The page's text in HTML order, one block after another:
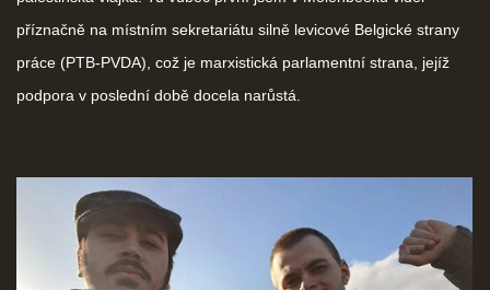
příznačně na místním sekretariátu silně levicové Belgické strany
práce (PTB-PVDA), což je marxistická parlamentní strana, jejíž
podpora v poslední době docela narůstá.